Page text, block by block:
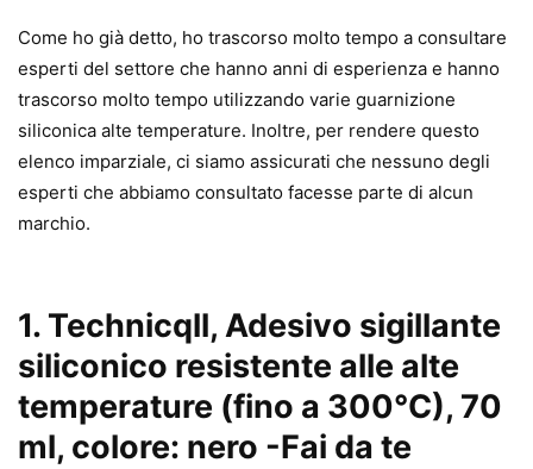
Come ho già detto, ho trascorso molto tempo a consultare
esperti del settore che hanno anni di esperienza e hanno
trascorso molto tempo utilizzando varie guarnizione
siliconica alte temperature. Inoltre, per rendere questo
elenco imparziale, ci siamo assicurati che nessuno degli
esperti che abbiamo consultato facesse parte di alcun
marchio.
1. Technicqll, Adesivo sigillante
siliconico resistente alle alte
temperature (fino a 300°C), 70
ml, colore: nero -Fai da te